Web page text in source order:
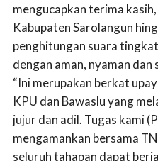
mengucapkan terima
Kabupaten Sarolangun
penghitungan suara
dengan aman, nyaman dan
“Ini merupakan berkat
KPU dan Bawaslu yang
jujur dan adil. Tugas kami
mengamankan bersama
seluruh tahapan dapat